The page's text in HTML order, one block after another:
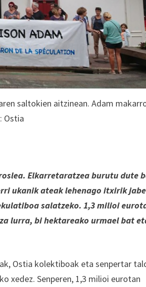
saltokien aitzinean. Adam
Ostia
Elkarretaratzea burutu dute
ukanik ateak lehenago itxirik
salatzeko. 1,3 milioi
lurra, bi hektareako urmael bat
Ostia kolektiboak eta senpertar
xedez. Senperen, 1,3 milioi eurotan